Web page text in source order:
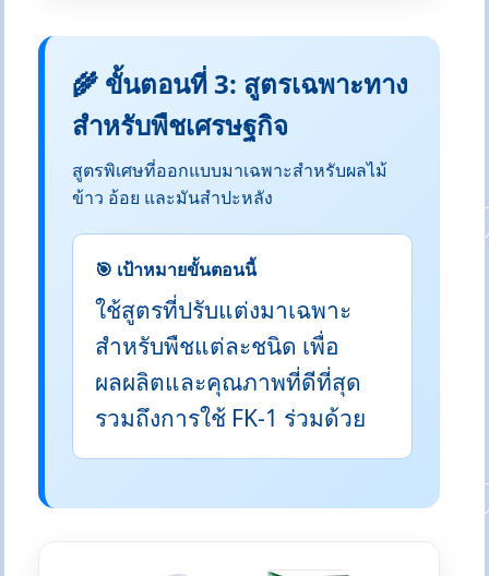
🌾 ขั้นตอนที่ 3: สูตรเฉพาะทาง
สำหรับพืชเศรษฐกิจ
สูตรพิเศษที่ออกแบบมาเฉพาะสำหรับผลไม้
ข้าว อ้อย และมันสำปะหลัง
🎯 เป้าหมายขั้นตอนนี้
ใช้สูตรที่ปรับแต่งมาเฉพาะ
สำหรับพืชแต่ละชนิด เพื่อ
ผลผลิตและคุณภาพที่ดีที่สุด
รวมถึงการใช้ FK-1 ร่วมด้วย